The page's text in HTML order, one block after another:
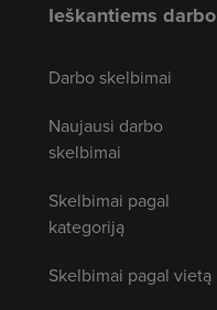
Ieškantiems darbo
Darbo skelbimai
Naujausi darbo
skelbimai
Skelbimai pagal
kategoriją
Skelbimai pagal vietą